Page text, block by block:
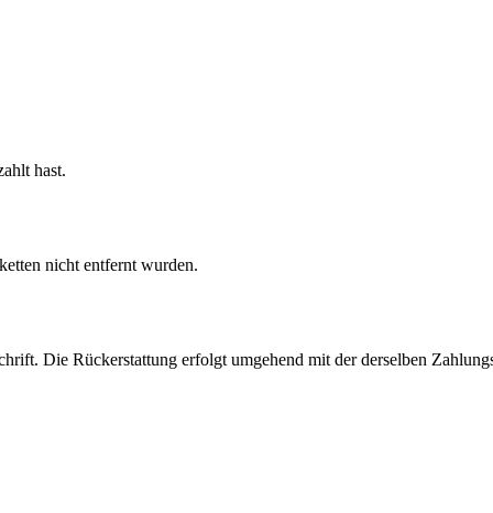
hast.
nicht entfernt wurden.
Die Rückerstattung erfolgt umgehend mit der derselben